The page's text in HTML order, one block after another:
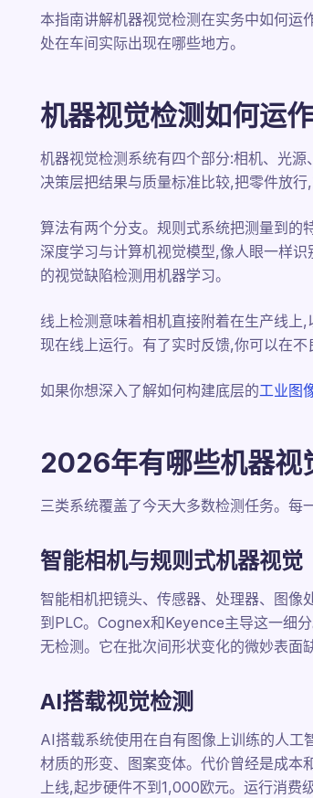
本指南讲解机器视觉检测在实务中如何
处在车间实际出现在哪些地方。
机器视觉检测如何运
机器视觉检测系统有四个部分:相机、光
决策层把结果与质量标准比较,把零件放
算法有两个分支。规则式系统把测量到的
深度学习与计算机视觉模型,像人眼一样
的视觉缺陷检测用机器学习。
线上检测意味着相机直接附着在生产线上
现在线上运行。有了实时反馈,你可以在不
如果你想深入了解如何构建底层的工业图
2026年有哪些机器视
三类系统覆盖了今天大多数检测任务。每
智能相机与规则式机器视觉
智能相机把镜头、传感器、处理器、图像
到PLC。Cognex和Keyence主导这一细
无检测。它在批次间形状变化的微妙表面
AI搭载视觉检测
AI搭载系统使用在自有图像上训练的人工
材质的形变、图案变体。代价曾经是成
上线,起步硬件不到1,000欧元。运行消费